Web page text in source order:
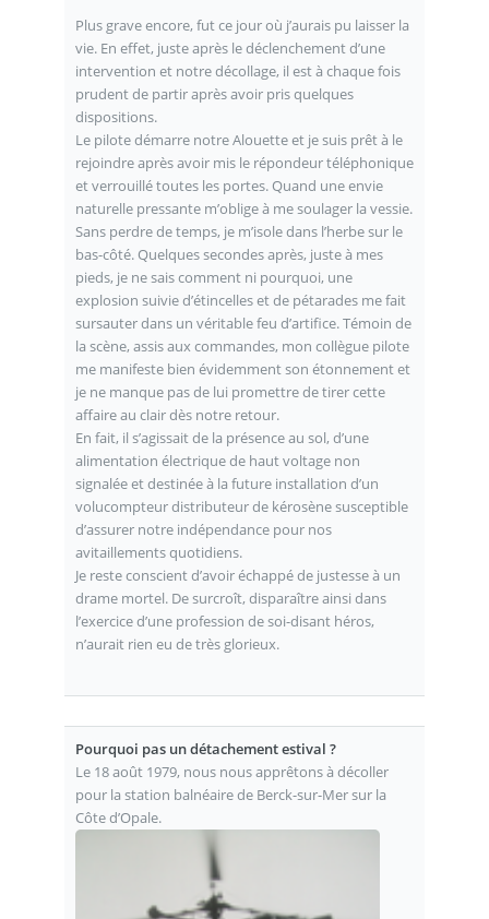
Plus grave encore, fut ce jour où j’aurais pu laisser la
vie. En effet, juste après le déclenchement d’une
intervention et notre décollage, il est à chaque fois
prudent de partir après avoir pris quelques
dispositions.
Le pilote démarre notre Alouette et je suis prêt à le
rejoindre après avoir mis le répondeur téléphonique
et verrouillé toutes les portes. Quand une envie
naturelle pressante m’oblige à me soulager la vessie.
Sans perdre de temps, je m’isole dans l’herbe sur le
bas-côté. Quelques secondes après, juste à mes
pieds, je ne sais comment ni pourquoi, une
explosion suivie d’étincelles et de pétarades me fait
sursauter dans un véritable feu d’artifice. Témoin de
la scène, assis aux commandes, mon collègue pilote
me manifeste bien évidemment son étonnement et
je ne manque pas de lui promettre de tirer cette
affaire au clair dès notre retour.
En fait, il s’agissait de la présence au sol, d’une
alimentation électrique de haut voltage non
signalée et destinée à la future installation d’un
volucompteur distributeur de kérosène susceptible
d’assurer notre indépendance pour nos
avitaillements quotidiens.
Je reste conscient d’avoir échappé de justesse à un
drame mortel. De surcroît, disparaître ainsi dans
l’exercice d’une profession de soi-disant héros,
n’aurait rien eu de très glorieux.
Pourquoi pas un détachement estival ?
Le 18 août 1979, nous nous apprêtons à décoller
pour la station balnéaire de Berck-sur-Mer sur la
Côte d’Opale.